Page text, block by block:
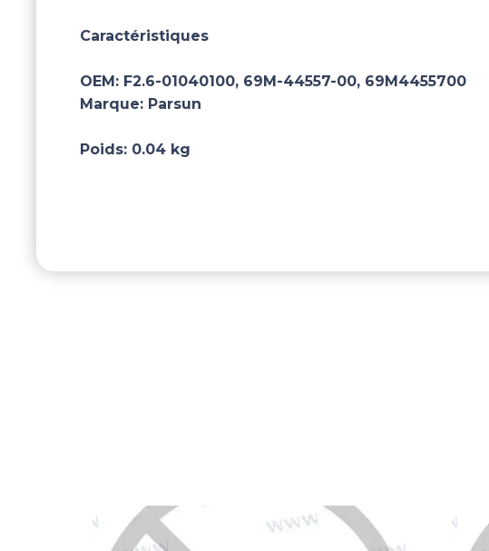
Caractéristiques
OEM: F2.6-01040100, 69M-44557-00, 69M4455700
Marque: Parsun
Poids: 0.04 kg